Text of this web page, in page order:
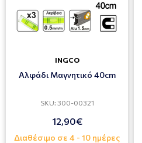
INGCO
Αλφάδι Μαγνητικό 40cm
SKU: 300-00321
12,90€
Διαθέσιμο σε 4 - 10 ημέρες